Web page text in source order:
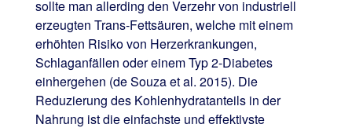
sollte man allerding den Verzehr von industriell
erzeugten Trans-Fettsäuren, welche mit einem
erhöhten Risiko von Herzerkrankungen,
Schlaganfällen oder einem Typ 2-Diabetes
einhergehen (de Souza et al. 2015). Die
Reduzierung des Kohlenhydratanteils in der
Nahrung ist die einfachste und effektivste